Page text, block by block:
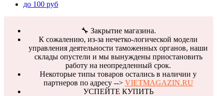
до 100 руб
🔧 Закрытие магазина.
К сожалению, из-за нечетко-логической модели
управления деятельности таможенных органов, наши
склады опустели и мы вынуждены приостановить
работу на неопредленный срок.
Некоторые типы товаров остались в наличии у
партнеров по адресу --> VIETMAGAZIN.RU
УСПЕЙТЕ КУПИТЬ